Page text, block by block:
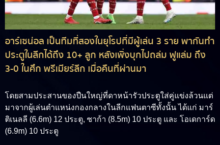
อาร์เซน่อล เป็นทีมที่สองในยุโรปที่มีผู้เล่น 3 ราย พากันทำ
ประตูในลีกได้ถึง 10+ ลูก หลังเพิ่งบุกไปถล่ม ฟูแล่ม ถึง
3-0 ในศึก พรีเมียร์ลีก เมื่อคืนที่ผ่านมา
โดยสามประสานของปืนใหญ่ที่ดาหน้ารัวประตูใส่คู่แข่งล้วนแต่
มาจากผู้เล่นตำแหน่งกองกลางในลีกแฟนตาซีทั้งนั้น ได้แก่ มาร์
ติเนลลี (6.6m) 12 ประตู, ซาก้า (8.5m) 10 ประตู และ โอเดการ์ด
(6.9m) 10 ประตู